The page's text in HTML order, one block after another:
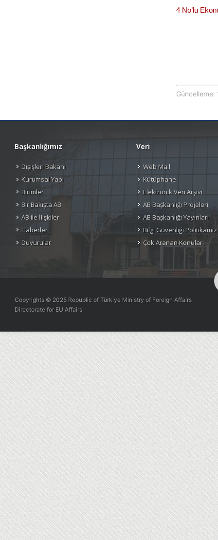
4 No’lu
Başkanlığımız
Dışişleri Bakanı
Kurumsal Yapı
Birimler
Bir Bakışta AB
AB ile İlişkiler
Haberler
Duyurular
Veri
Web Mail
Kütüphane
Elektronik Veri Arşivi
AB Başkanlığı Projeleri
AB Başkanlığı Yayınları
Bilgi Güvenliği Politikamız
Çok Aranan Konular
Copyrights © 2025 Republic of Türkiye Ministry of Foreign Affairs
Directorate for EU Affairs